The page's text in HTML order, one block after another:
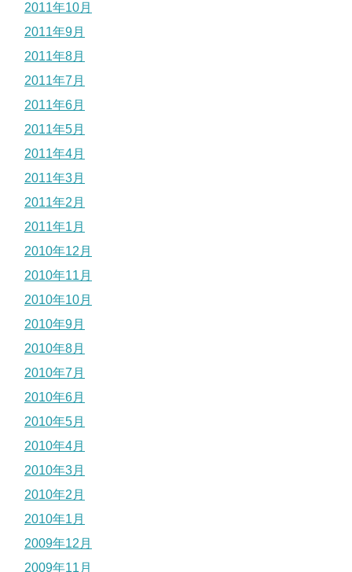
2011年10月
2011年9月
2011年8月
2011年7月
2011年6月
2011年5月
2011年4月
2011年3月
2011年2月
2011年1月
2010年12月
2010年11月
2010年10月
2010年9月
2010年8月
2010年7月
2010年6月
2010年5月
2010年4月
2010年3月
2010年2月
2010年1月
2009年12月
2009年11月